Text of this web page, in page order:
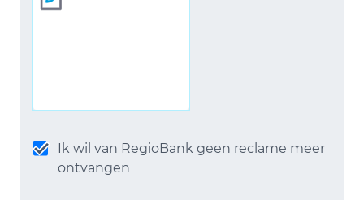
Ik wil van RegioBank geen reclame meer
ontvangen